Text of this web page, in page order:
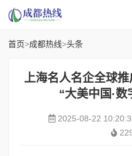
首页>成都热线>头条
上海名人名企全球
“大美中国·数
2025-08-22